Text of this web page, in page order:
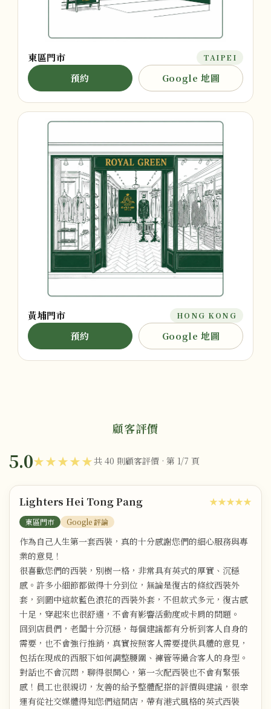
東區門市 TAIPEI
預約 Google 地圖
黃埔門市 HONG KONG
預約 Google 地圖
顧客評價
5.0★★★★★共 40 則顧客評價 · 第 1/7 頁
Lighters Hei Tong Pang
東區門市 Google 評論
★★★★★
作為自己人生第一套西裝，真的十分感謝您們的細心服務與專
業的意見！
很喜歡您們的西裝，別樹一格，非常具有英式的厚實、沉穩
感。許多小細節都做得十分到位，無論是復古的條紋西裝外
套，到圖中這款藍色浪花的西裝外套，不但款式多元，復古感
十足，穿起來也很舒適，不會有影響活動度或卡肩的問題。
回到店員們，老闆十分沉穩，每個建議都有分析到客人自身的
需要，也不會強行推銷，真實按照客人需要提供具體的意見，
包括在現成的西服下如何調整腰圍、褲管等撮合客人的身型。
對話也不會沉悶，聊得很開心，第一次配西裝也不會有緊張
感！員工也很親切，友善的給予整體配搭的評價與建議，很幸
運有從社交媒體得知您們這間店，帶有港式風格的英式西裝